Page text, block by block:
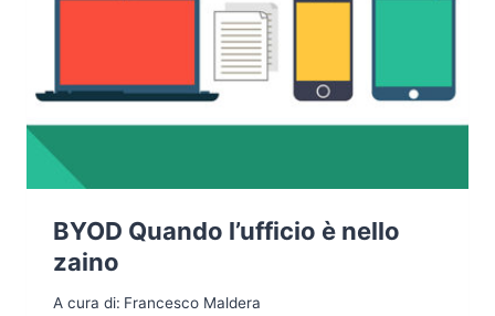
BYOD Quando l’ufficio è nello
zaino
A cura di: Francesco Maldera